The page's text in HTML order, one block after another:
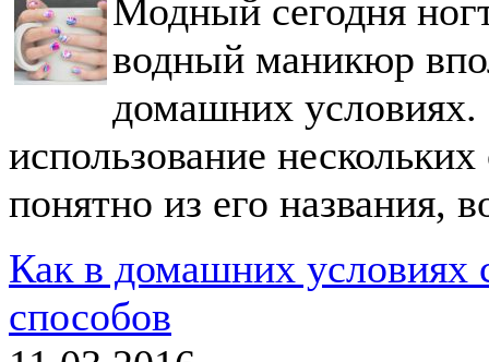
Модный сегодня
водный маникюр
домашних
использование
понятно из его названия,
Как в домашних условиях
способов